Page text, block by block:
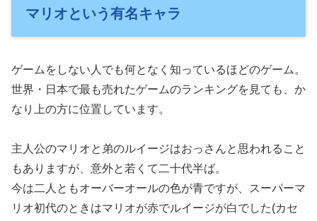
マリオという有名キャラ
ゲームをしない人でも何となく知っているほどのゲーム。
世界・日本で最も売れたゲームのランキングを見ても、か
なり上の方に位置しています。
主人公のマリオと弟のルイージはおっさんと思われること
もありますが、意外と若くて二十代半ば。
今は二人ともオーバーオールの色が青ですが、スーパーマ
リオ初代のときはマリオが赤でルイージが白でした(カセ